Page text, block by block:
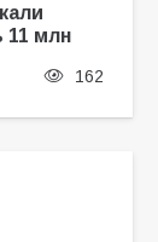
11 млн
162